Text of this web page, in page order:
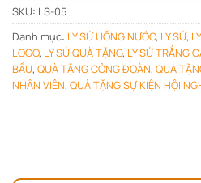
Giá đang ẩn — xác nhận bạn
bảng
Chỉ hỏi1 lần duy nhất, các
SKU: LS-05
Danh mục: LY SỨ UỐNG NƯỚC, LY SỨ,
LOGO, LY SỨ QUÀ TẶNG, LY SỨ TRẮNG
BẦU, QUÀ TẶNG CÔNG ĐOÀN, QUÀ
NHÂN VIÊN, QUÀ TẶNG SỰ KIỆN HỘI